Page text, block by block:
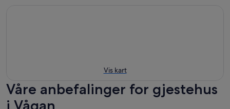
Vis kart
Våre anbefalinger for gjestehus
i Vågan